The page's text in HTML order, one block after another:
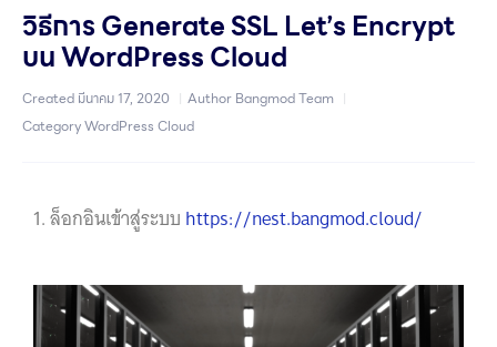
วิธีการ Generate SSL Let’s Encrypt
บน WordPress Cloud
Created มีนาคม 17, 2020 Author Bangmod Team
CategoryWordPress Cloud
1. ล็อกอินเข้าสู่ระบบ https://nest.bangmod.cloud/